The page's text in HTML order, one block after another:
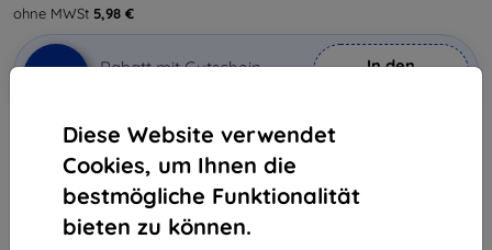
Diese Website verwendet
Cookies, um Ihnen die
bestmögliche Funktionalität
bieten zu können.
ohne MWSt 5,98 €
Rabatt mit Gutschein
In den
Letztes Stück auf Lager